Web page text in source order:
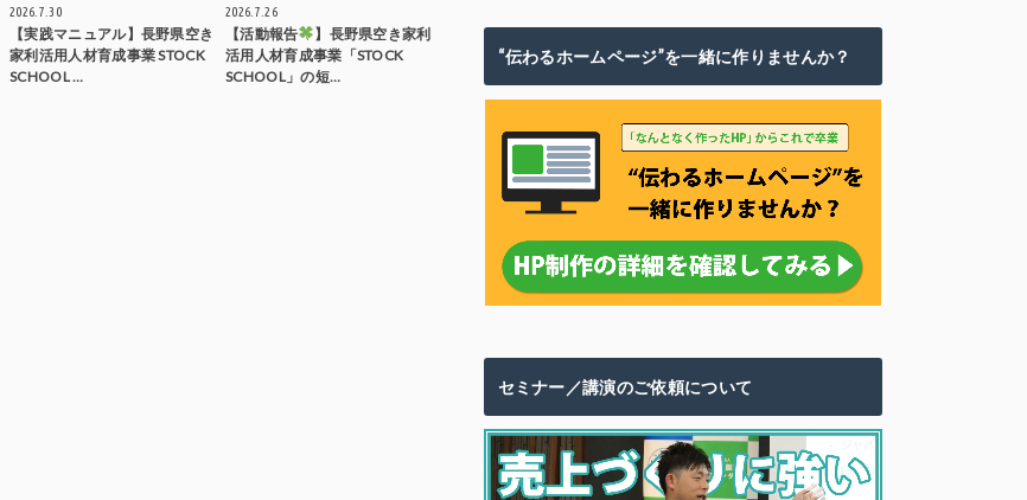
2026.7.30
【実践マニュアル】長野県空き
家利活用人材育成事業 STOCK
SCHOOL …
2026.7.26
【活動報告
】長野県空き家利
活用人材育成事業「STOCK
SCHOOL」の短…
“伝わるホームページ”を一緒に作りませんか？
セミナー／講演のご依頼について